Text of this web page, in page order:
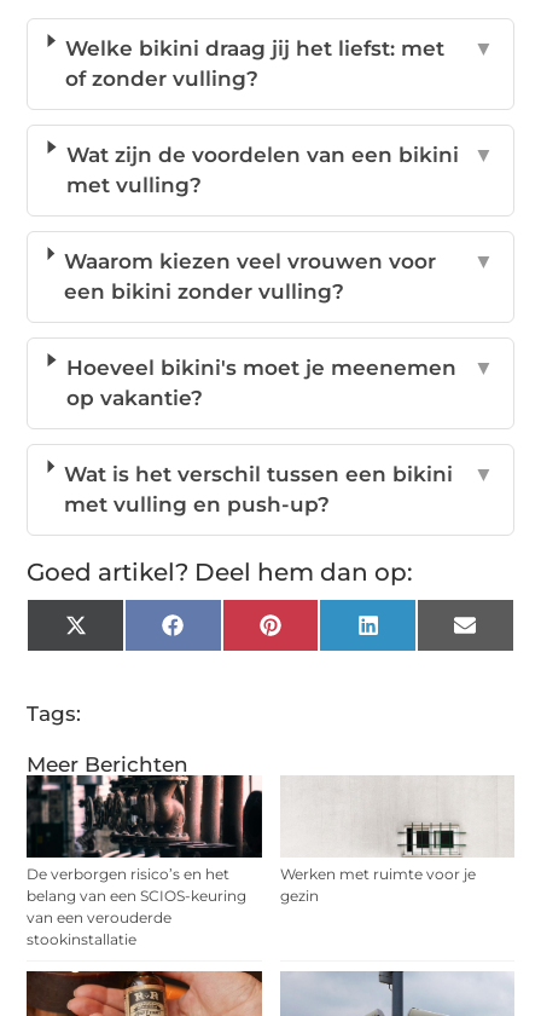
Meer Berichten
De verborgen risico’s en het
belang van een SCIOS-keuring
van een verouderde
stookinstallatie
Werken met ruimte voor je
gezin
Welke bikini draag jij het liefst: met
of zonder vulling?
▼
Wat zijn de voordelen van een bikini
met vulling?
▼
Waarom kiezen veel vrouwen voor
een bikini zonder vulling?
▼
Hoeveel bikini's moet je meenemen
op vakantie?
▼
Wat is het verschil tussen een bikini
met vulling en push-up?
▼
Goed artikel? Deel hem dan op:
X
(Twitter)
FacebookPinterestLinkedInEmail
Tags: